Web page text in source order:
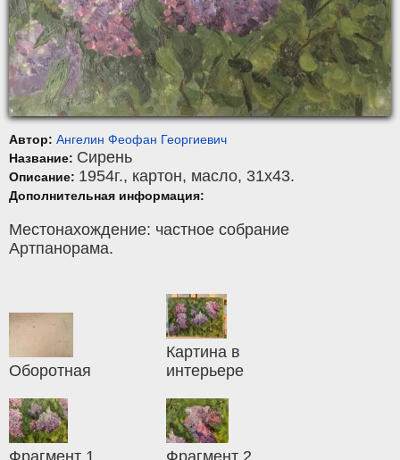
Автор: Ангелин Феофан Георгиевич
Название: Сирень
Описание: 1954г., картон, масло, 31x43.
Дополнительная информация:
Местонахождение: частное собрание
Артпанорама.
Оборотная
Картина в
интерьере
Фрагмент 1 Фрагмент 2